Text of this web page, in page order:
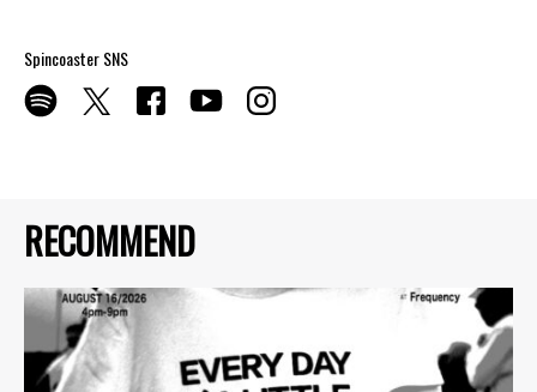
RECOMMEND
Spincoaster SNS